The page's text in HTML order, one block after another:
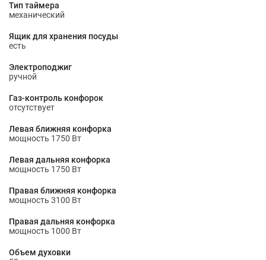
Тип таймера
механический
Ящик для хранения посуды
есть
Электроподжиг
ручной
Газ-контроль конфорок
отсутствует
Левая ближняя конфорка
мощность 1750 Вт
Левая дальняя конфорка
мощность 1750 Вт
Правая ближняя конфорка
мощность 3100 Вт
Правая дальняя конфорка
мощность 1000 Вт
Объем духовки